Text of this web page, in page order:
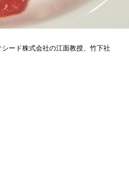
ード株式会社の江面教授、竹下社